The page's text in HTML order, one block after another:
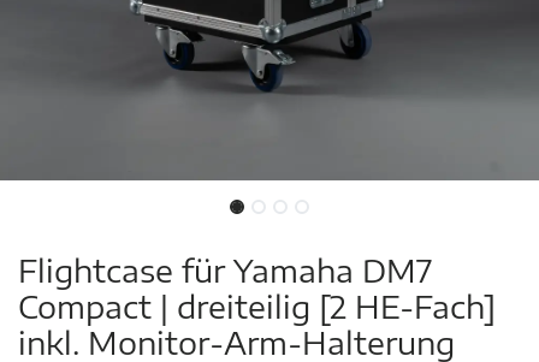
Flightcase für Yamaha DM7
Compact | dreiteilig [2 HE-Fach]
inkl. Monitor-Arm-Halterung